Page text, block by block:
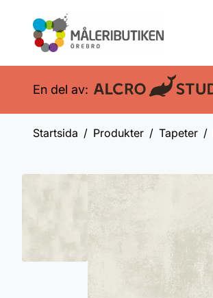
En del av:
Startsida Produkter Tapeter